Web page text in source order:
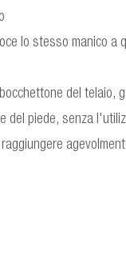
lo stesso manico
del
piede, senza